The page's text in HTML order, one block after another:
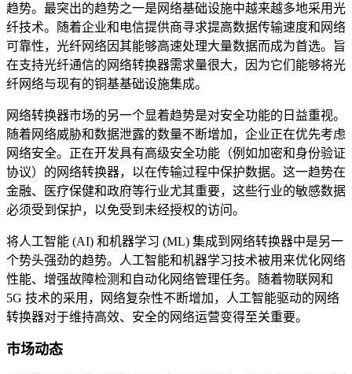
趋势。最突出的趋势之一是网络基础设施中越来越多地采用光
纤技术。随着企业和电信提供商寻求提高数据传输速度和网络
可靠性，光纤网络因其能够高速处理大量数据而成为首选。旨
在支持光纤通信的网络转换器需求量很大，因为它们能够将光
纤网络与现有的铜基基础设施集成。
网络转换器市场的另一个显着趋势是对安全功能的日益重视。
随着网络威胁和数据泄露的数量不断增加，企业正在优先考虑
网络安全。正在开发具有高级安全功能（例如加密和身份验证
协议）的网络转换器，以在传输过程中保护数据。这一趋势在
金融、医疗保健和政府等行业尤其重要，这些行业的敏感数据
必须受到保护，以免受到未经授权的访问。
将人工智能 (AI) 和机器学习 (ML) 集成到网络转换器中是另一
个势头强劲的趋势。人工智能和机器学习技术被用来优化网络
性能、增强故障检测和自动化网络管理任务。随着物联网和
5G 技术的采用，网络复杂性不断增加，人工智能驱动的网络
转换器对于维持高效、安全的网络运营变得至关重要。
市场动态